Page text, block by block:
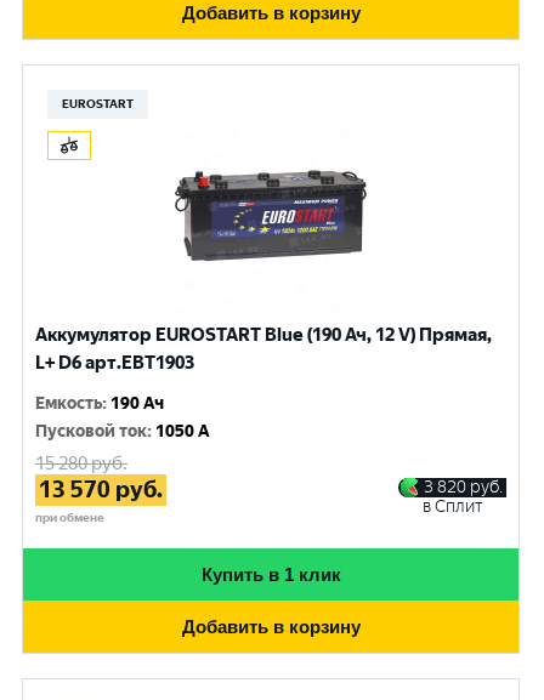
Добавить в корзину
EUROSTART
Аккумулятор EUROSTART Blue (190 Ач, 12 V) Прямая,
L+ D6 арт.EBT1903
Емкость: 190 Ач
Пусковой ток: 1050 A
15 280руб.
13 570 руб.
при обмене
3 820 руб.
в Сплит
Купить в 1 клик
Добавить в корзину